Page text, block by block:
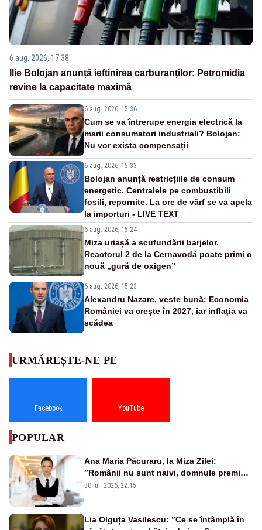
6 aug. 2026, 17:38
Ilie Bolojan anunță ieftinirea carburanților: Petromidia
revine la capacitate maximă
6 aug. 2026, 15:36
Cum se va întrerupe energia electrică la
marii consumatori industriali? Bolojan:
Nu vor exista compensații
6 aug. 2026, 15:33
Bolojan anunță restricțiile de consum
energetic. Centralele pe combustibili
fosili, repornite. La ore de vârf se va apela
la importuri - LIVE TEXT
6 aug. 2026, 15:24
Miza uriașă a scufundării barjelor.
Reactorul 2 de la Cernavodă poate primi o
nouă „gură de oxigen”
6 aug. 2026, 15:23
Alexandru Nazare, veste bună: Economia
României va crește în 2027, iar inflația va
scădea
URMĂREȘTE-NE PE
Facebook YouTube
POPULAR
Ana Maria Păcuraru, la Miza Zilei:
”Românii nu sunt naivi, domnule premier
Bolojan”
30 iul. 2026, 22:15
Lia Olguța Vasilescu: ”Ce se întâmplă în